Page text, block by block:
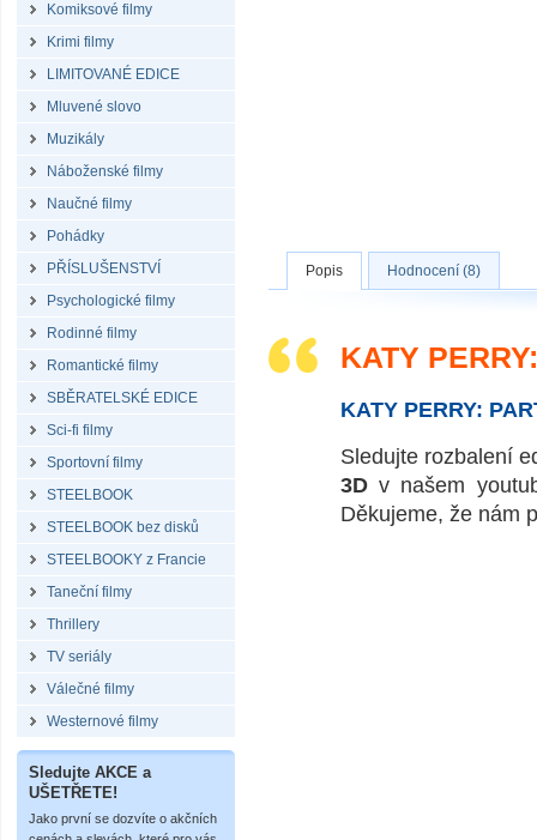
Komiksové filmy
Krimi filmy
LIMITOVANÉ EDICE
Mluvené slovo
Muzikály
Náboženské filmy
Naučné filmy
Pohádky
PŘÍSLUŠENSTVÍ
Psychologické filmy
Rodinné filmy
Romantické filmy
SBĚRATELSKÉ EDICE
Sci-fi filmy
Sportovní filmy
STEELBOOK
STEELBOOK bez disků
STEELBOOKY z Francie
Taneční filmy
Thrillery
TV seriály
Válečné filmy
Westernové filmy
Sledujte AKCE a
UŠETŘETE!
Jako první se dozvíte o akčních
Popis Hodnocení (8)
KATY
KATY PERRY:
Sledujte rozbalení
3D v našem
Děkujeme, že nám